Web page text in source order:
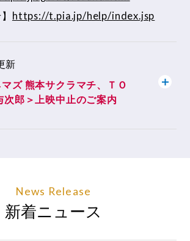
https://t.pia.jp/help/index.jsp
新
ズ 熊本サクラマチ、ＴＯ
次郎＞上映中止のご案内
News Release
新着ニュース